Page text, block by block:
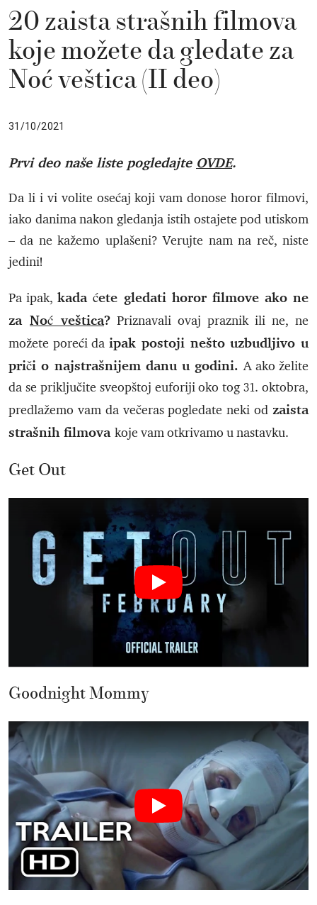
20 zaista strašnih filmova
koje možete da gledate za
Noć veštica (II deo)
31/10/2021
Prvi deo naše liste pogledajte OVDE.
Da li i vi volite osećaj koji vam donose horor filmovi,
iako danima nakon gledanja istih ostajete pod utiskom
– da ne kažemo uplašeni? Verujte nam na reč, niste
jedini!
Pa ipak,kada ćete gledati horor filmove ako ne
za Noć veštica? Priznavali ovaj praznik ili ne, ne
možete poreći daipak postoji nešto uzbudljivo u
priči o najstrašnijem danu u godini.A ako želite
da se priključite sveopštoj euforiji oko tog 31. oktobra,
predlažemo vam da večeras pogledate neki od zaista
strašnih filmova koje vam otkrivamo u nastavku.
Get Out
Goodnight Mommy